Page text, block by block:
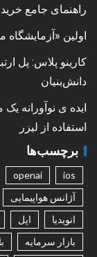
راهنمای جامع خرید
اولین
کارینو پلاس: پل
دانش‌بنیان
ایده ی نوآورانه
استفاده از لیزر
برچسب‌ها
ios
openai
آژانس هواپیمایی
انویدیا
اپل
بازار سرمایه